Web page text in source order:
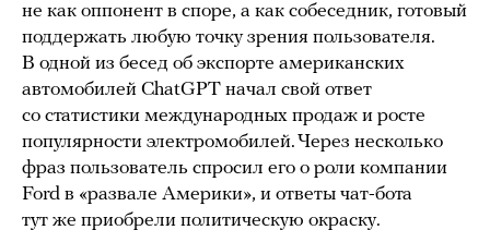
не как оппонент в споре, а как собеседник, готовый
поддержать любую точку зрения пользователя.
В одной из бесед об экспорте американских
автомобилей ChatGPT начал свой ответ
со статистики международных продаж и росте
популярности электромобилей. Через несколько
фраз пользователь спросил его о роли компании
Ford в «развале Америки», и ответы чат-бота
тут же приобрели политическую окраску.